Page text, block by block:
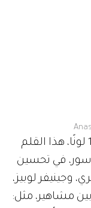
بتصميم مزدوج مع فرشاة للدمج، و12 لونًا، هذا القلم
سور، في تحسين
وجينيفر لوبيز،
مشاهير، مثل: